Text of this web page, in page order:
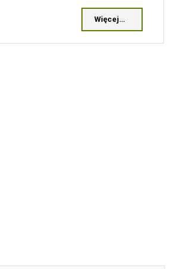
Więcej…